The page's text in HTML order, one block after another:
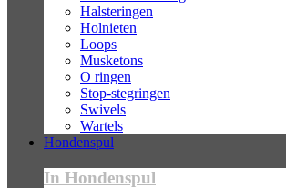
Halsteringen
Holnieten
Loops
Musketons
O ringen
Stop-stegringen
Swivels
Wartels
Hondenspul
In Hondenspul